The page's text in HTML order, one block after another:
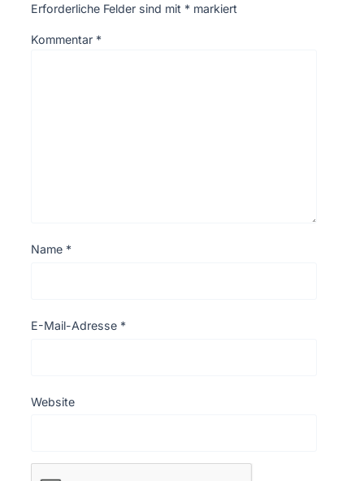
Erforderliche Felder sind mit * markiert
Kommentar *
Name *
E-Mail-Adresse *
Website